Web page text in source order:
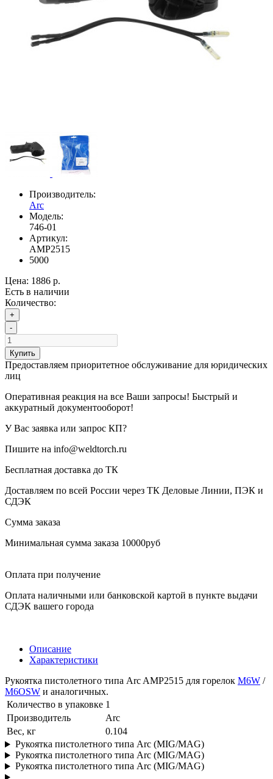
Производитель:
Arc
Модель:
746-01
Артикул:
AMP2515
5000
Цена: 1886 р.
Есть в наличии
Количество:
+
-
Купить
Предоставляем приоритетное обслуживание для юридических
лиц
Оперативная реакция на все Ваши запросы! Быстрый и
аккуратный документооборот!
У Вас заявка или запрос КП?
Пишите на info@weldtorch.ru
Бесплатная доставка до ТК
Доставляем по всей России через ТК Деловые Линии, ПЭК и
СДЭК
Сумма заказа
Минимальная сумма заказа 10000руб
Оплата при получение
Оплата наличными или банковской картой в пункте выдачи
СДЭК вашего города
Описание
Характеристики
Рукоятка пистолетного типа Arc AMP2515 для горелок M6W /
M6OSW и аналогичных.
Количество в упаковке 1
Производитель
Arc
Вес, кг
0.104
Рукоятка пистолетного типа Arc (MIG/MAG)
Рукоятка пистолетного типа Arc (MIG/MAG)
Рукоятка пистолетного типа Arc (MIG/MAG)